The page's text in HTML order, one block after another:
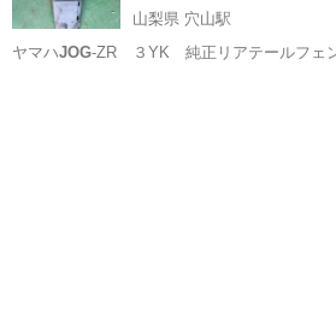
山梨県 穴山駅
ヤマハJOG-ZR ３YK 純正リアテールフェンダーで